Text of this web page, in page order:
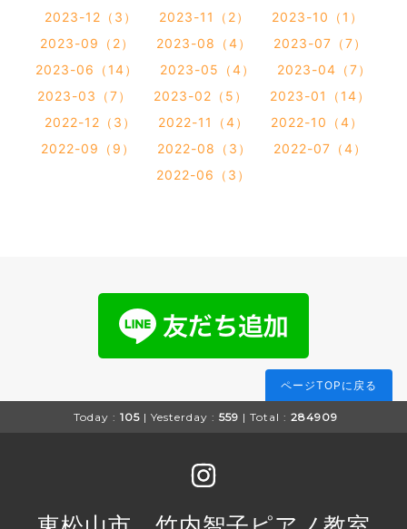
2023-12（3）
2023-11（2）
2023-10（1）
2023-09（2）
2023-08（4）
2023-07（7）
2023-06（14）
2023-05（4）
2023-04（7）
2023-03（7）
2023-02（5）
2023-01（14）
2022-12（3）
2022-11（4）
2022-10（4）
2022-09（9）
2022-08（3）
2022-07（4）
2022-06（3）
ページTOPに戻る
Today : 105 | Yesterday : 559 | Total : 284909